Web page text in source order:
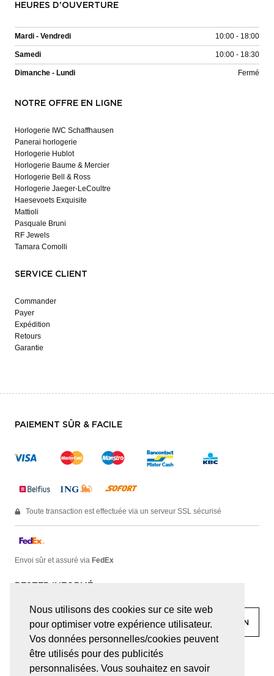
Nous utilisons des cookies sur ce site web
pour optimiser votre expérience utilisateur.
Vos données personnelles/cookies peuvent
être utilisés pour des publicités
personnalisées. Vous souhaitez en savoir
HEURES D'OUVERTURE
Mardi - Vendredi 10:00 - 18:00
Samedi 10:00 - 18:30
Dimanche - Lundi Fermé
NOTRE OFFRE EN LIGNE
Horlogerie IWC Schaffhausen
Panerai horlogerie
Horlogerie Hublot
Horlogerie Baume & Mercier
Horlogerie Bell & Ross
Horlogerie Jaeger-LeCoultre
Haesevoets Exquisite
Mattioli
Pasquale Bruni
RF Jewels
Tamara Comolli
SERVICE CLIENT
Commander
Payer
Expédition
Retours
Garantie
PAIEMENT SÛR & FACILE
Toute transaction est effectuée via un serveur SSL sécurisé
Envoi sûr et assuré via FedEx
RESTER INFORMÉ
facebook linkedin